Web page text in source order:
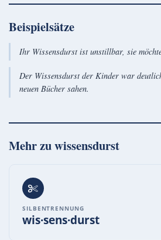
Beispielsätze
Ihr Wissensdurst ist unstillbar, sie
Der Wissensdurst der Kinder war
neuen Bücher sahen.
Mehr zuwissensdurst
SILBENTRENNUNG
wis·sens·durst